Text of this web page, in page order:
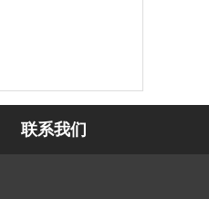
联系我们